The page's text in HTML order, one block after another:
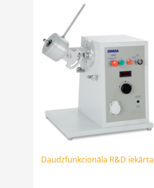
Daudzfunkcionāla R&D iekārta